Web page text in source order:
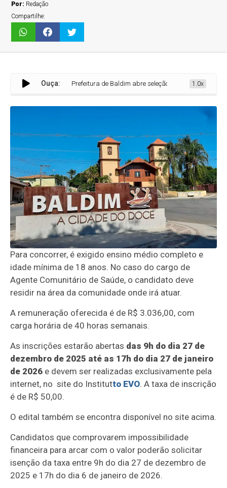
Por: Redação
Compartilhe:
Ouça:
Prefeitura de Baldim abre seleção neste sábado (27) para
1.0x
Para concorrer, é exigido ensino médio completo e
idade mínima de 18 anos. No caso do cargo de
Agente Comunitário de Saúde, o candidato deve
residir na área da comunidade onde irá atuar.
A remuneração oferecida é de R$ 3.036,00, com
carga horária de 40 horas semanais.
As inscrições estarão abertas das 9h do dia 27 de
dezembro de 2025 até as 17h do dia 27 de janeiro
de 2026 e devem ser realizadas exclusivamente pela
internet, no site do Institutto EVO. A taxa de inscrição
é de R$ 50,00.
O edital também se encontra disponível no site acima.
Candidatos que comprovarem impossibilidade
financeira para arcar com o valor poderão solicitar
isenção da taxa entre 9h do dia 27 de dezembro de
2025 e 17h do dia 6 de janeiro de 2026.